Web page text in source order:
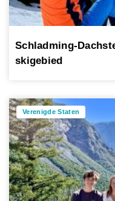
Schladming-
skigebied
Verenigde Staten